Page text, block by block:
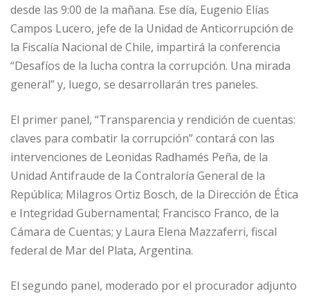
desde las 9:00 de la mañana. Ese día, Eugenio Elías
Campos Lucero, jefe de la Unidad de Anticorrupción de
la Fiscalía Nacional de Chile, impartirá la conferencia
“Desafíos de la lucha contra la corrupción. Una mirada
general” y, luego, se desarrollarán tres paneles.
El primer panel, “Transparencia y rendición de cuentas:
claves para combatir la corrupción” contará con las
intervenciones de Leonidas Radhamés Peña, de la
Unidad Antifraude de la Contraloría General de la
República; Milagros Ortiz Bosch, de la Dirección de Ética
e Integridad Gubernamental; Francisco Franco, de la
Cámara de Cuentas; y Laura Elena Mazzaferri, fiscal
federal de Mar del Plata, Argentina.
El segundo panel, moderado por el procurador adjunto